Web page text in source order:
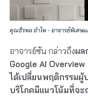
คุณธีรพล อำไพ - อาจารย์พิเศษ
อาจารย์ซัน กล่าวถึงผล
Google AI
ได้เปลี่ยนพฤติกรรมผู้
บริโภคมีแนวโน้มที่จ